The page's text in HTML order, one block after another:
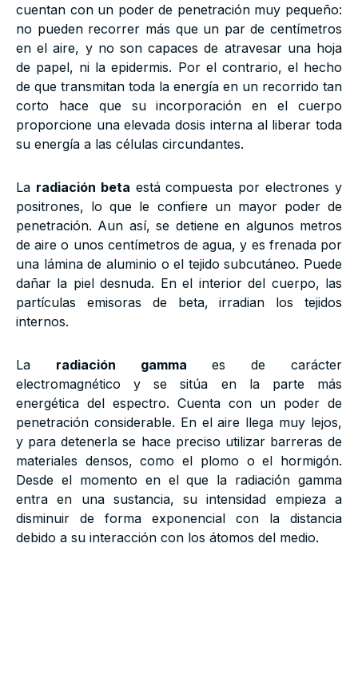
cuentan con un poder de penetración muy pequeño:
no pueden recorrer más que un par de centímetros
en el aire, y no son capaces de atravesar una hoja
de papel, ni la epidermis. Por el contrario, el hecho
de que transmitan toda la energía en un recorrido tan
corto hace que su incorporación en el cuerpo
proporcione una elevada dosis interna al liberar toda
su energía a las células circundantes.
La radiación beta está compuesta por electrones y
positrones, lo que le confiere un mayor poder de
penetración. Aun así, se detiene en algunos metros
de aire o unos centímetros de agua, y es frenada por
una lámina de aluminio o el tejido subcutáneo. Puede
dañar la piel desnuda. En el interior del cuerpo, las
partículas emisoras de beta, irradian los tejidos
internos.
La radiación gamma es de carácter
electromagnético y se sitúa en la parte más
energética del espectro. Cuenta con un poder de
penetración considerable. En el aire llega muy lejos,
y para detenerla se hace preciso utilizar barreras de
materiales densos, como el plomo o el hormigón.
Desde el momento en el que la radiación gamma
entra en una sustancia, su intensidad empieza a
disminuir de forma exponencial con la distancia
debido a su interacción con los átomos del medio.